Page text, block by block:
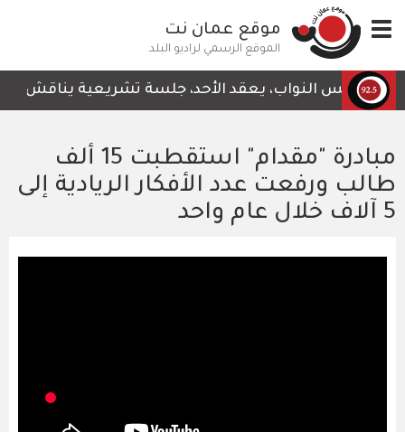
إلى
المحتوى
الرئيسي
Toggle
navigation
موقع عمان نت
الموقع الرسمي لراديو البلد
مجلس النواب، يعقد الأحد، جلسة تشريعية يناقش خلالها
مبادرة "مقدام" استقطبت 15 ألف
طالب ورفعت عدد الأفكار الريادية إلى
5 آلاف خلال عام واحد